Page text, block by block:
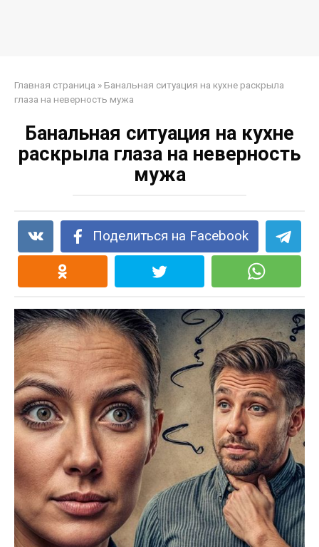
Главная страница »Банальная ситуация на кухне раскрыла
глаза на неверность мужа
Банальная ситуация на кухне
раскрыла глаза на неверность
мужа
Поделиться на Facebook